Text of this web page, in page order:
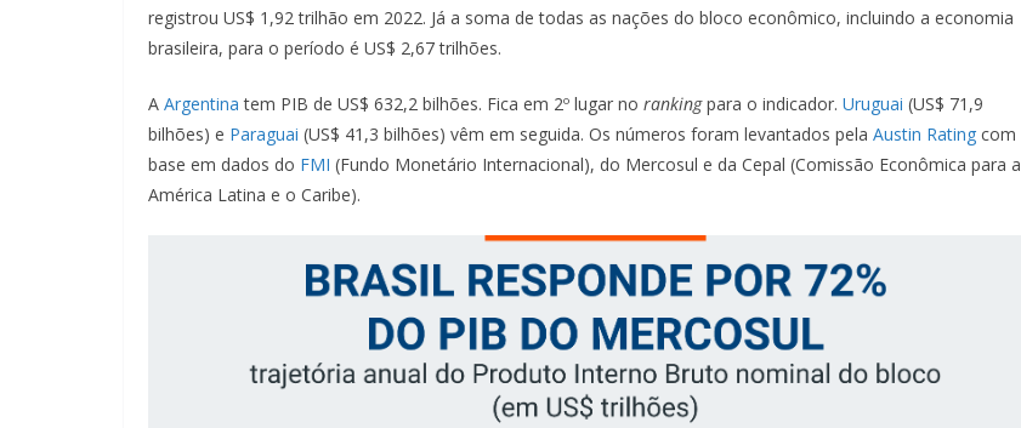
registrou US$ 1,92 trilhão em 2022. Já a soma de todas as nações do bloco econômico, incluindo a economia
brasileira, para o período é US$ 2,67 trilhões.
A Argentina tem PIB de US$ 632,2 bilhões. Fica em 2º lugar no rankingpara o indicador. Uruguai (US$ 71,9
bilhões) e Paraguai (US$ 41,3 bilhões) vêm em seguida. Os números foram levantados pela Austin Rating com
base em dados do FMI (Fundo Monetário Internacional), do Mercosul e da Cepal (Comissão Econômica para a
América Latina e o Caribe).